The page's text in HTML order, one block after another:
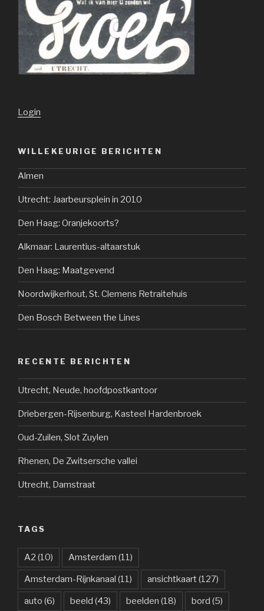
Login
WILLEKEURIGE BERICHTEN
Almen
Utrecht: Jaarbeursplein in 2010
Den Haag: Oranjekoorts?
Alkmaar: Laurentius-altaarstuk
Den Haag: Maatgevend
Noordwijkerhout, St. Clemens Retraitehuis
Den Bosch Between the Lines
RECENTE BERICHTEN
Utrecht, Neude, hoofdpostkantoor
Driebergen-Rijsenburg, Kasteel Hardenbroek
Oud-Zuilen, Slot Zuylen
Rhenen, De Zwitsersche vallei
Utrecht, Damstraat
TAGS
A2 (10) Amsterdam (11)
Amsterdam-Rijnkanaal (11) ansichtkaart(127)
auto (6) beeld (43) beelden (18) bord (5)